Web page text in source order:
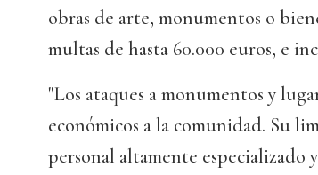
obras de arte, monumentos o
multas de hasta 60.000 euros, e
"Los ataques a monumentos y
económicos a la comunidad. Su
personal altamente